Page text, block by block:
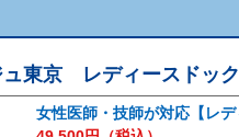
ュ東京 レディースドッ
女性医師・技師が対応【レ